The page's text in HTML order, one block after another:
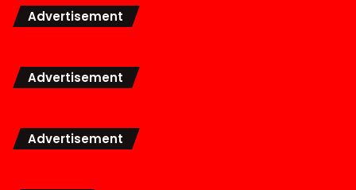
Advertisement
Advertisement
Advertisement